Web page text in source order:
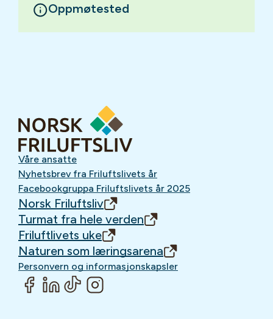
Oppmøtested
Våre ansatte
Nyhetsbrev fra Friluftslivets år
Facebookgruppa Friluftslivets år 2025
Norsk Friluftsliv
Turmat fra hele verden
Friluftlivets uke
Naturen som læringsarena
Personvern og informasjonskapsler